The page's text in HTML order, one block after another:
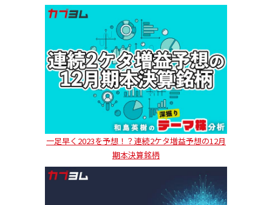
一足早く2023を予想！？連続2ケタ増益予想の12月
期本決算銘柄